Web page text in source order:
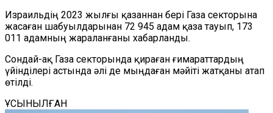
Израильдің 2023 жылғы қазаннан бері Газа секторына
жасаған шабуылдарынан 72 945 адам қаза тауып, 173
011 адамның жараланғаны хабарланды.
Сондай-ақ Газа секторында қираған ғимараттардың
үйінділері астында әлі де мыңдаған мәйіті жатқаны атап
өтілді.
ҰСЫНЫЛҒАН